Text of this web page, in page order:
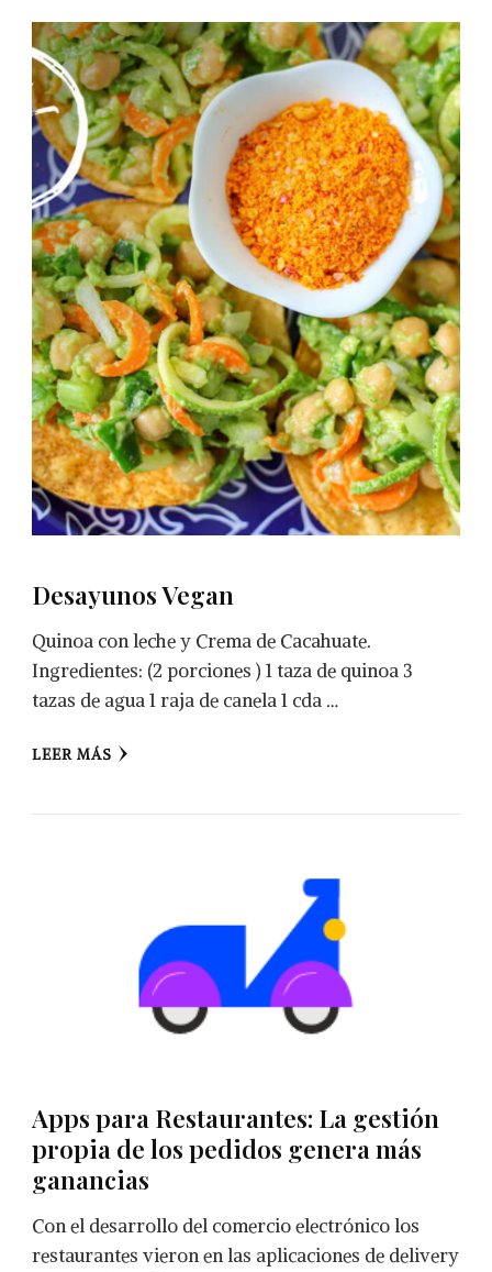
Desayunos Vegan
Quinoa con leche y Crema de Cacahuate.
Ingredientes: (2 porciones ) 1 taza de quinoa 3
tazas de agua 1 raja de canela 1 cda …
LEER MÁS
Apps para Restaurantes: La gestión
propia de los pedidos genera más
ganancias
Con el desarrollo del comercio electrónico los
restaurantes vieron en las aplicaciones de delivery